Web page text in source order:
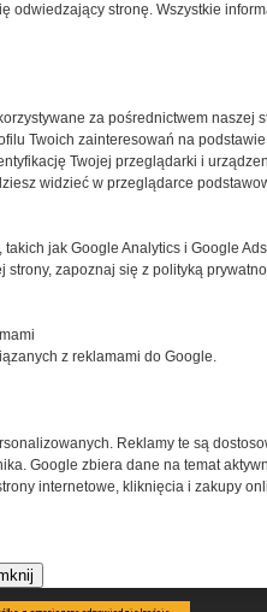
do przechowywania
poziomie,
do indywidualnych potrzeb.
momencie możesz
dotyczących
cookies
odwiedzający stronę. Wszystkie
za pośrednictwem naszej
Twoich zainteresowań na
Twojej przeglądarki i
widzieć w przeglądarce
takich jak Google Analytics i Google
strony, zapoznaj się z polityką
z reklamami do Google.
Reklamy te są
Google zbiera dane na temat
internetowe, kliknięcia i zakupy